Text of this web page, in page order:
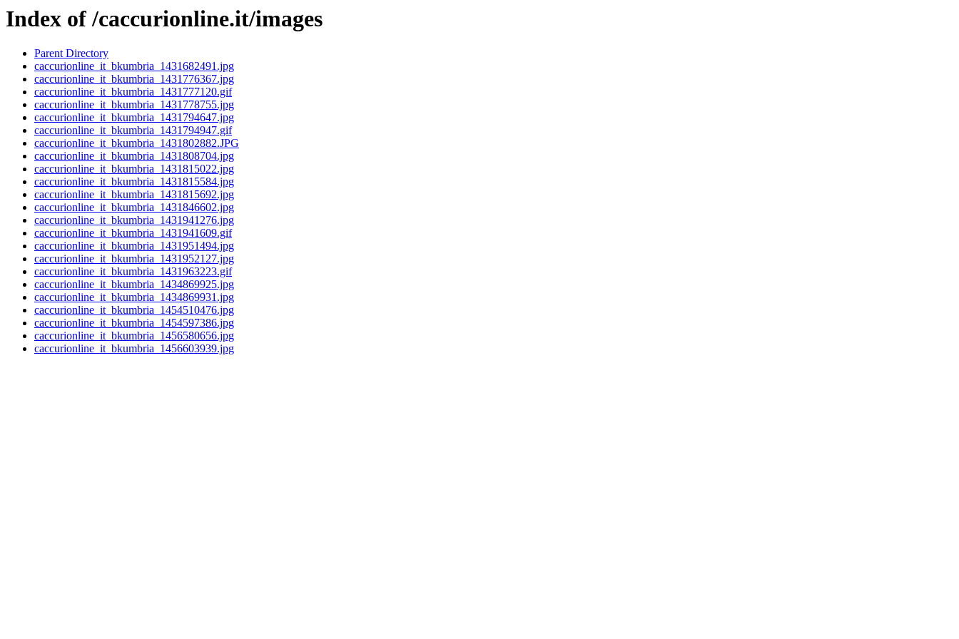
Index of /caccurionline.it/images
Parent Directory
caccurionline_it_bkumbria_1431682491.jpg
caccurionline_it_bkumbria_1431776367.jpg
caccurionline_it_bkumbria_1431777120.gif
caccurionline_it_bkumbria_1431778755.jpg
caccurionline_it_bkumbria_1431794647.jpg
caccurionline_it_bkumbria_1431794947.gif
caccurionline_it_bkumbria_1431802882.JPG
caccurionline_it_bkumbria_1431808704.jpg
caccurionline_it_bkumbria_1431815022.jpg
caccurionline_it_bkumbria_1431815584.jpg
caccurionline_it_bkumbria_1431815692.jpg
caccurionline_it_bkumbria_1431846602.jpg
caccurionline_it_bkumbria_1431941276.jpg
caccurionline_it_bkumbria_1431941609.gif
caccurionline_it_bkumbria_1431951494.jpg
caccurionline_it_bkumbria_1431952127.jpg
caccurionline_it_bkumbria_1431963223.gif
caccurionline_it_bkumbria_1434869925.jpg
caccurionline_it_bkumbria_1434869931.jpg
caccurionline_it_bkumbria_1454510476.jpg
caccurionline_it_bkumbria_1454597386.jpg
caccurionline_it_bkumbria_1456580656.jpg
caccurionline_it_bkumbria_1456603939.jpg